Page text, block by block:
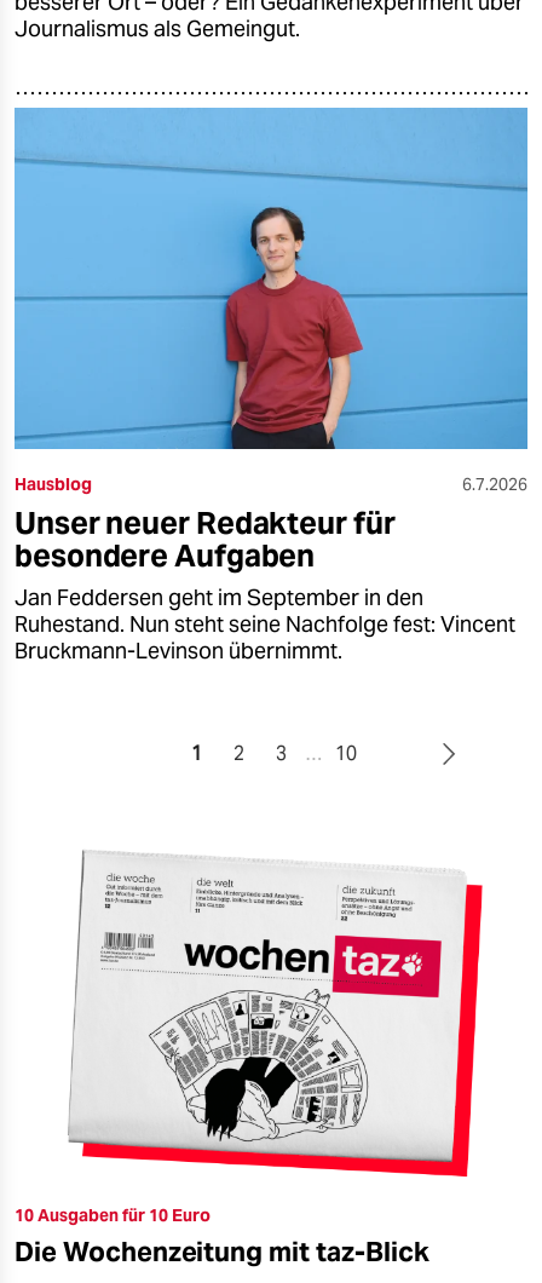
Journalismus als Gemeingut.
Hausblog 6.7.2026
Unser neuer Redakteur für
besondere Aufgaben
Jan Feddersen geht im September in den
Ruhestand. Nun steht seine Nachfolge fest: Vincent
Bruckmann-Levinson übernimmt.
1 2 3 … 10
10 Ausgaben für 10 Euro
Die Wochenzeitung mit taz-Blick